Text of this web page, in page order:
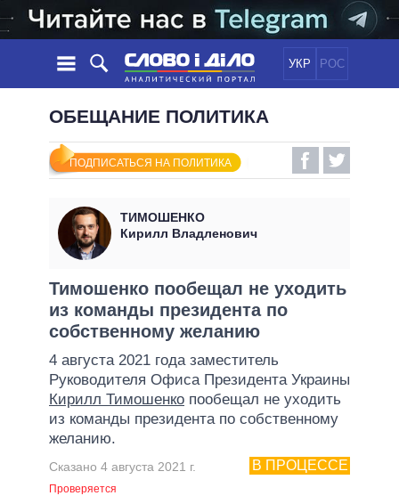
УКР РОС
НОВОСТИ
ЛЕНТА
СОБЫТИЯ
СТАТЬИ
МНЕНИЯ
ОБЗОРЫ
ДАЙДЖЕСТЫ
ПОЛИТИКА
ЭКОНОМИКА
МИР
ОБЕЩАНИЯ
ВСЕ ПОЛИТИКИ
ПРЕЗИДЕНТ И ОФИС
ВЕРХОВНАЯ РАДА
КАБИНЕТ МИНИСТРОВ
ГЛАВЫ ОБЛАДМИНИСТРАЦИЙ
МЭРЫ
ВСЕ ПЕРСОНЫ
ИНФОГРАФИКА
ПОДДЕРЖАТЬ
ОБЕЩАНИЕ ПОЛИТИКА
ПОДПИСАТЬСЯ НА ПОЛИТИКА
ТИМОШЕНКО
Кирилл Владленович
Тимошенко пообещал не уходить
из команды президента по
собственному желанию
4 августа 2021 года заместитель
Руководителя Офиса Президента Украины
Кирилл Тимошенко пообещал не уходить
из команды президента по собственному
желанию.
В ПРОЦЕССЕ
Сказано 4 августа 2021 г.
Проверяется